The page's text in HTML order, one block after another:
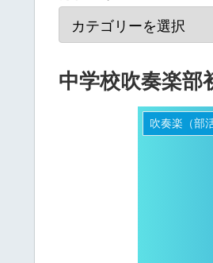
中学校吹奏楽部
吹奏楽（部